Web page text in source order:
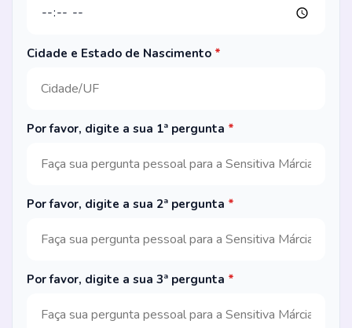
Cidade e Estado de Nascimento *
Por favor, digite a sua 1ª pergunta *
Por favor, digite a sua 2ª pergunta *
Por favor, digite a sua 3ª pergunta *